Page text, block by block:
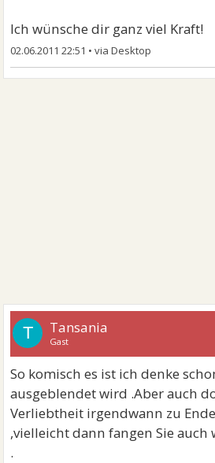
Ich wünsche dir ganz viel Kraft!
02.06.2011 22:51 •
T Tansania
Gast
So komisch es ist ich denke
ausgeblendet wird .Aber auch
Verliebtheit irgendwann zu
,vielleicht dann fangen Sie auch
.